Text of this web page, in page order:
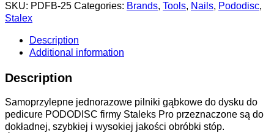
SKU: PDFB-25 Categories: Brands, Tools, Nails, Pododisc,
Stalex
Description
Additional information
Description
Samoprzylepne jednorazowe pilniki gąbkowe do dysku do
pedicure PODODISC firmy Staleks Pro przeznaczone są do
dokładnej, szybkiej i wysokiej jakości obróbki stóp.